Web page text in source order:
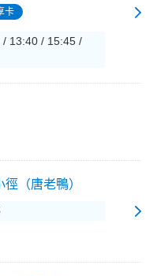
卡
/ 13:40 / 15:45 /
（唐老鴨）